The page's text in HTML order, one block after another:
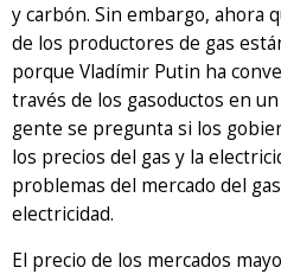
y carbón. Sin embargo, ahora
de los productores de gas
porque Vladímir Putin ha
través de los gasoductos en
gente se pregunta si los
los precios del gas y la
problemas del mercado del
electricidad.
El precio de los mercados